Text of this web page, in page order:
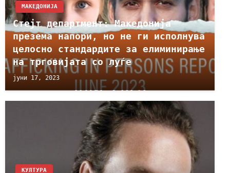
МАКЕДОНИЈА
Стејт департмент: Македонија
презема напори, но не ги исполнува
целосно стандардите за елиминирање
на трговијата со луѓе
јуни 17, 2023
КУЛТУРА